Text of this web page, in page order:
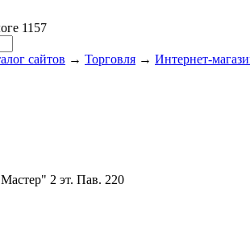
1157
сайтов → Торговля → Интернет-
2 эт. Пав. 220